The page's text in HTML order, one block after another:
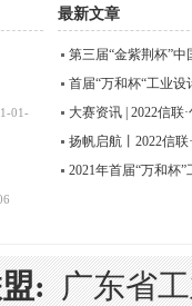
01-
最新文章
第三届“金紫荆杯”
首届“万和杯“工业设
大赛资讯 | 2022信联
扬帆启航丨2022信联
2021年首届“万和杯”
: 广东省